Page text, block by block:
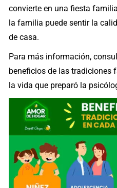
convierte en una fiesta
la familia puede sentir la
de casa.
Para más información,
beneficios de las tradiciones
la vida que preparó la